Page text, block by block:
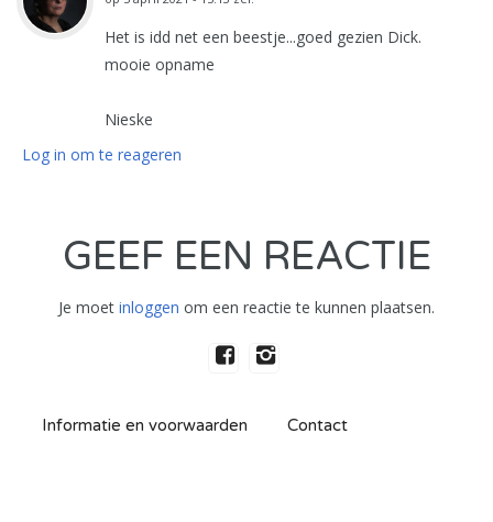
Het is idd net een beestje...goed gezien Dick.
mooie opname
Nieske
Log in om te reageren
GEEF EEN REACTIE
Je moet inloggen om een reactie te kunnen plaatsen.
Informatie en voorwaarden Contact